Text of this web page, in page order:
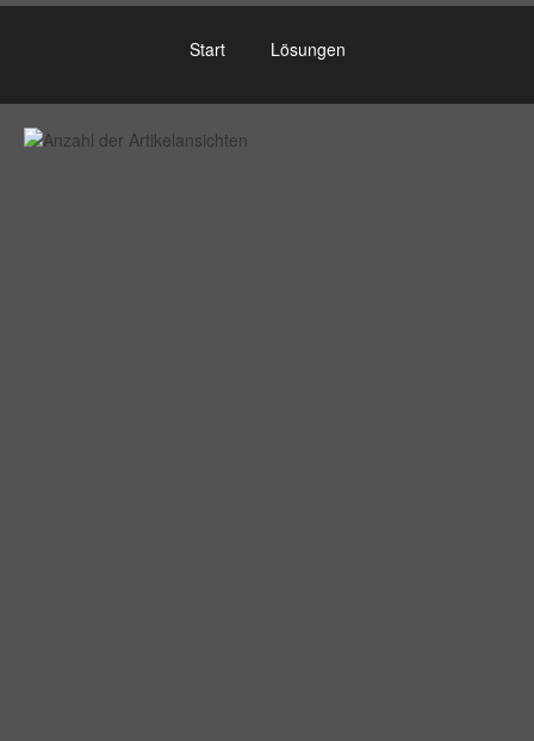
Start Lösungen